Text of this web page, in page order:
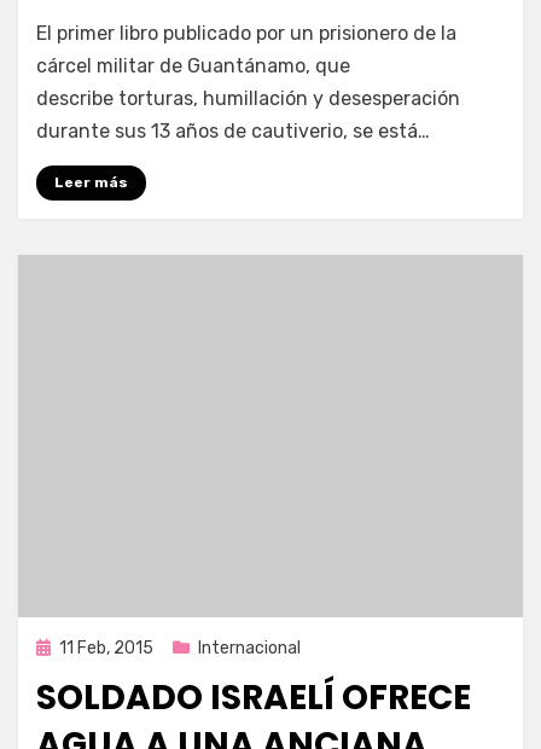
por Enrique
El primer libro publicado por un prisionero de la
cárcel militar de Guantánamo, que
describe torturas, humillación y desesperación
durante sus 13 años de cautiverio, se está…
Leer más
Publicada
11 Feb, 2015 Internacional
SOLDADO ISRAELÍ OFRECE